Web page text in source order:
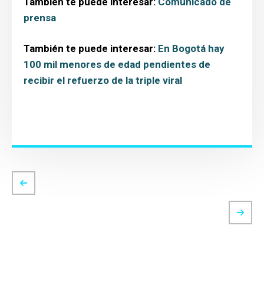
prensa
También te puede interesar: En Bogotá hay
100 mil menores de edad pendientes de
recibir el refuerzo de la triple viral